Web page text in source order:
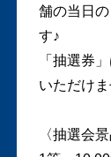
舗の当日
す♪
「抽選券
いただけま
〈抽選会景